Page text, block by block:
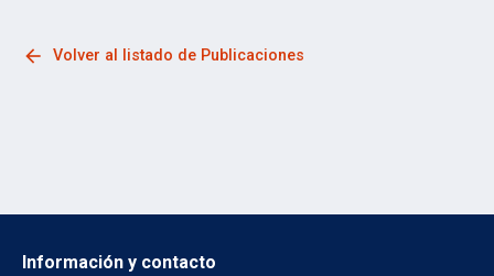
arrow_back Volver al listado de Publicaciones
Información y contacto